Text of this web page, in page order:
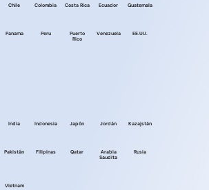
Chile Colombia Costa Rica Ecuador Guatemala
Panama Peru
Puerto
Rico
Venezuela EE.UU.
India Indonesia Japón Jordán Kazajstán
Pakistán Filipinas Qatar
Arabia
Saudita
Rusia
Vietnam